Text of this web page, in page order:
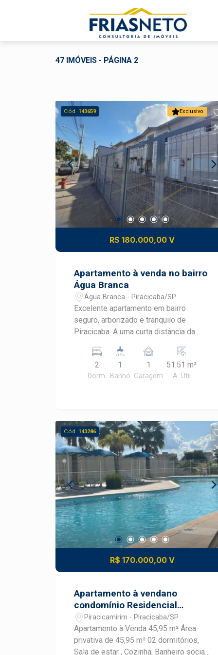
47 IMÓVEIS - PÁGINA 2
Exclusivo
Cód. 143659
R$ 180.000,00 V
Apartamento à venda no bairro
Água Branca
Água Branca - Piracicaba/SP
Excelente apartamento em bairro
seguro, arborizado e tranquilo de
Piracicaba. A uma curta distância da
dormitórios; - Cozinha planejada; -
Banheiro com box em blindex; - Sala
para TV com painel; - Lavanderia com
2
Dorm.
1
Banho
1
Garagem
51.51 m²
A. Útil
Cód. 143286
R$ 170.000,00 V
Apartamento à vendano
condomínio Residencial
Parque Piazza Bellini
Piracicamirim - Piracicaba/SP
Apartamento à Venda 45,95 m² Área
privativa de 45,95 m² 02 dormitórios,
Sala de estar , Cozinha, Banheiro social